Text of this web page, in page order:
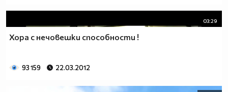
03:29
Хора с нечовешки способности !
93 159 22.03.2012